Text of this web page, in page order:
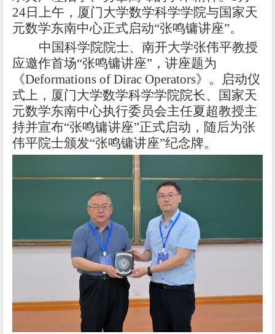
24日上午，厦门大学数学科学学院与国家天
元数学东南中心正式启动“张鸣镛讲座”。
中国科学院院士、南开大学张伟平教授
应邀作首场“张鸣镛讲座”，讲座题为
《Deformations of Dirac Operators》。启动仪
式上，厦门大学数学科学学院院长、国家天
元数学东南中心执行委员会主任夏超教授主
持并宣布“张鸣镛讲座”正式启动，随后为张
伟平院士颁发“张鸣镛讲座”纪念牌。